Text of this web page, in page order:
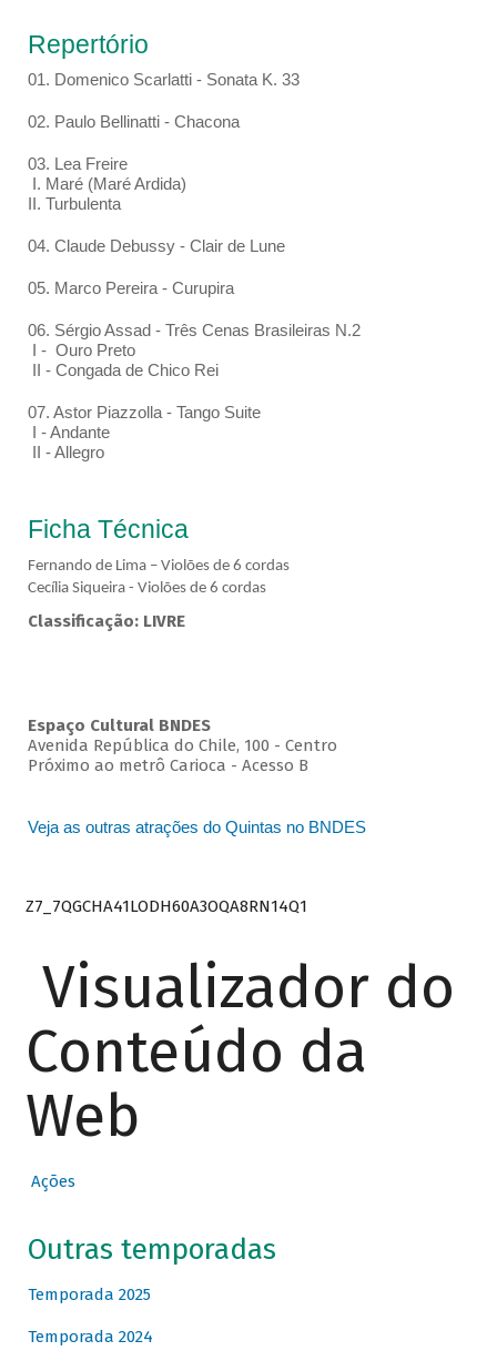
Repertório
01. Domenico Scarlatti - Sonata K. 33
02. Paulo Bellinatti - Chacona
03. Lea Freire
I. Maré (Maré Ardida)
II. Turbulenta
04. Claude Debussy - Clair de Lune
05. Marco Pereira - Curupira
06. Sérgio Assad - Três Cenas Brasileiras N.2
I - Ouro Preto
II - Congada de Chico Rei
07. Astor Piazzolla - Tango Suite
I - Andante
II - Allegro
Ficha Técnica
Fernando de Lima – Violões de 6 cordas
Cecília Siqueira - Violões de 6 cordas
Classificação: LIVRE
Espaço Cultural BNDES
Avenida República do Chile, 100 - Centro
Próximo ao metrô Carioca - Acesso B
Veja as outras atrações do Quintas no BNDES
Z7_7QGCHA41LODH60A3OQA8RN14Q1
Visualizador do
Conteúdo da
Web
Ações
Outras temporadas
Temporada 2025
Temporada 2024